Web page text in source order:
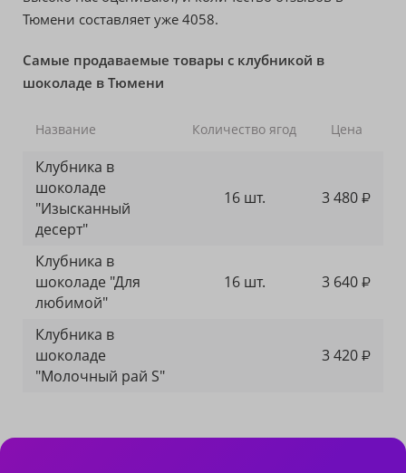
Тюмени составляет уже 4058.
Самые продаваемые товары с клубникой в
шоколаде в Тюмени
Название Количество ягод Цена
Клубника в
шоколаде
"Изысканный
десерт"
16 шт. 3 480 ₽
Клубника в
шоколаде "Для
любимой"
16 шт. 3 640 ₽
Клубника в
шоколаде
"Молочный рай S"
3 420 ₽